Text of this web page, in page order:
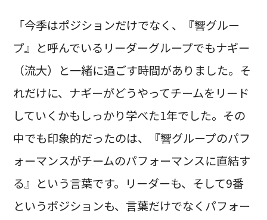
「今季はポジションだけでなく、『響グルー
プ』と呼んでいるリーダーグループでもナギー
（流大）と一緒に過ごす時間がありました。そ
れだけに、ナギーがどうやってチームをリード
していくかもしっかり学べた1年でした。その
中でも印象的だったのは、『響グループのパフ
ォーマンスがチームのパフォーマンスに直結す
る』という言葉です。リーダーも、そして9番
というポジションも、言葉だけでなくパフォー